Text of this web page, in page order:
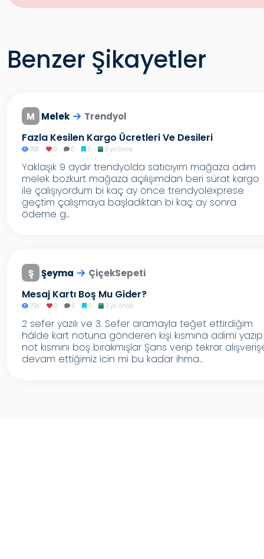
Benzer Şikayetler
M Melek Trendyol
Fazla Kesilen Kargo Ücretleri Ve Desileri
796 0 0 0 3 yıl önce
Yaklaşık 9 aydır trendyolda satıcıyım mağaza adım
melek bozkurt mağaza açılışımdan beri sürat kargo
ile çalışıyordum bi kaç ay önce trendyolexprese
geçtim çalışmaya başladıktan bi kaç ay sonra
ödeme g...
Ş Şeyma ÇiçekSepeti
Mesaj Kartı Boş Mu Gider?
734 0 0 0 3 yıl önce
2 sefer yazılı ve 3. Sefer aramayla teğet ettirdiğim
hâlde kart notuna gönderen kişi kısmına adimi yazıp
not kısmını boş bırakmışlar Şans verip tekrar
devam ettiğimiz icin mi bu kadar ihma...